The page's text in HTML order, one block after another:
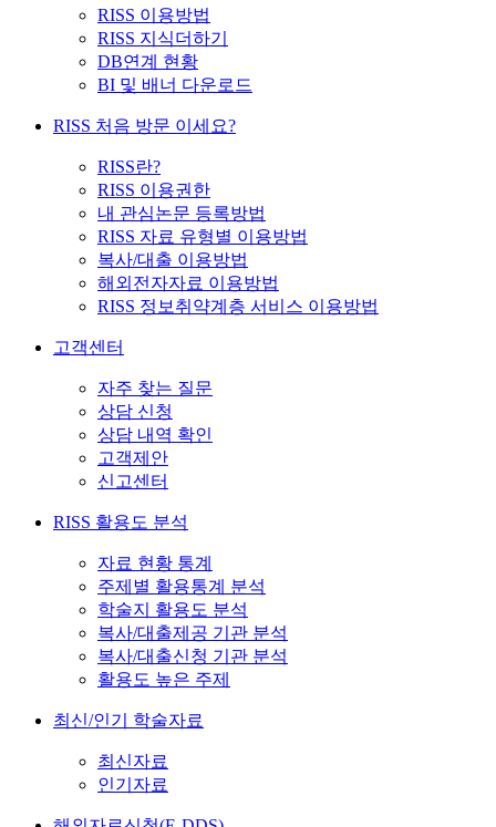
RISS 이용방법
RISS 지식더하기
DB연계 현황
BI 및 배너 다운로드
RISS 처음 방문 이세요?
RISS란?
RISS 이용권한
내 관심논문 등록방법
RISS 자료 유형별 이용방법
복사/대출 이용방법
해외전자자료 이용방법
RISS 정보취약계층 서비스 이용방법
고객센터
자주 찾는 질문
상담 신청
상담 내역 확인
고객제안
신고센터
RISS 활용도 분석
자료 현황 통계
주제별 활용통계 분석
학술지 활용도 분석
복사/대출제공 기관 분석
복사/대출신청 기관 분석
활용도 높은 주제
최신/인기 학술자료
최신자료
인기자료